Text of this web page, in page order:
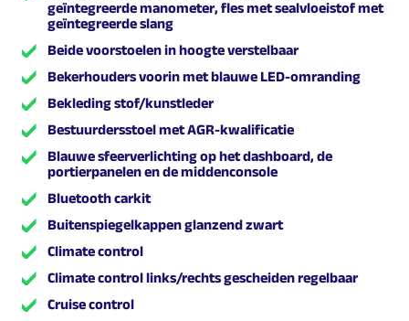
geïntegreerde manometer, fles met sealvloeistof met
geïntegreerde slang
Beide voorstoelen in hoogte verstelbaar
Bekerhouders voorin met blauwe LED-omranding
Bekleding stof/kunstleder
Bestuurdersstoel met AGR-kwalificatie
Blauwe sfeerverlichting op het dashboard, de
portierpanelen en de middenconsole
Bluetooth carkit
Buitenspiegelkappen glanzend zwart
Climate control
Climate control links/rechts gescheiden regelbaar
Cruise control